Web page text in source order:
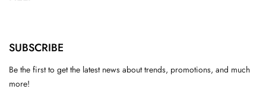
SUBSCRIBE
Be the first to get the latest news about trends, promotions, and much
more!